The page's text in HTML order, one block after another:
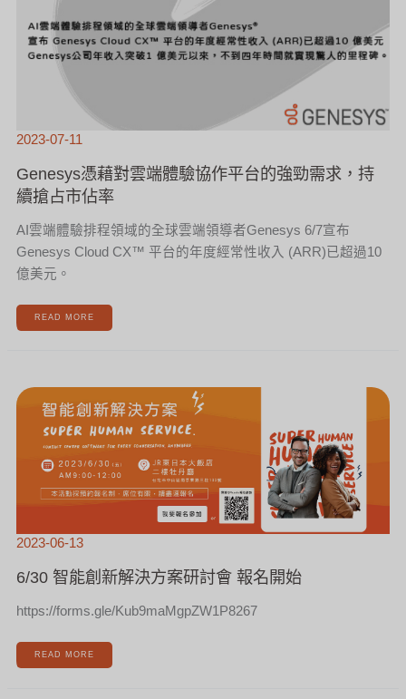
2023-07-11
Genesys憑藉對雲端體驗協作平台的強勁需求，持
續搶占市佔率
AI雲端體驗排程領域的全球雲端領導者Genesys 6/7宣布
Genesys Cloud CX™ 平台的年度經常性收入 (ARR)已超過10
億美元。
占
市
佔
率
READ MORE
2023-06-13
6/30 智能創新解決方案研討會 報名開始
https://forms.gle/Kub9maMgpZW1P8267
智
新
討
會
名
READ MORE